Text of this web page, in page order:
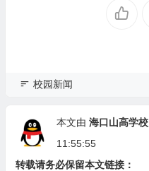
校园新闻
本文由 海口山高学校
11:55:55
转载请务必保留本文链接：